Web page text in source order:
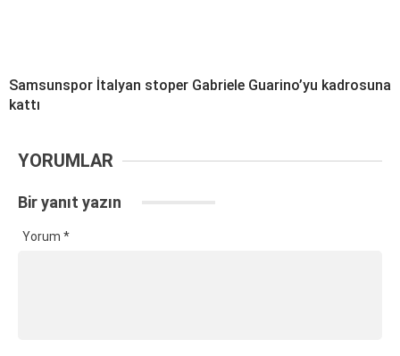
Samsunspor İtalyan stoper Gabriele Guarino’yu kadrosuna
kattı
YORUMLAR
Bir yanıt yazın
Yorum *